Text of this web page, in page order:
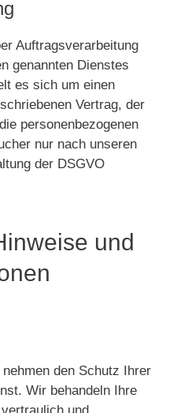
Auftragsverarbeitung
genannten Dienstes
es sich um einen
Vertrag, der
personenbezogenen
nur nach unseren
der DSGVO
und
den Schutz Ihrer
Wir behandeln Ihre